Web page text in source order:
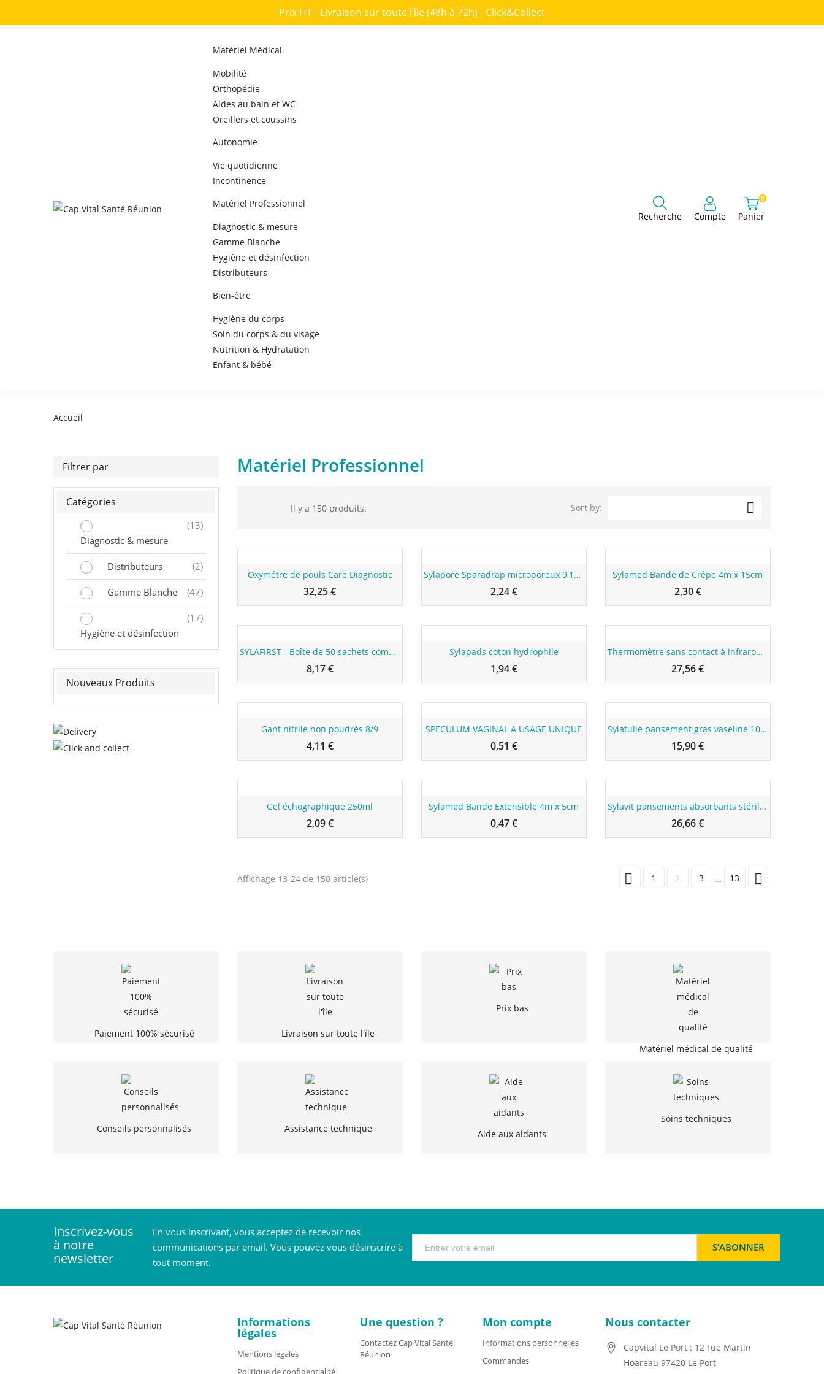
Prix HT - Livraison sur toute l’île (48h à 72h) - Click&Collect
Matériel Médical
Mobilité
Orthopédie
Aides au bain et WC
Oreillers et coussins
Autonomie
Vie quotidienne
Incontinence
Matériel Professionnel
Diagnostic & mesure
Gamme Blanche
Hygiène et désinfection
Distributeurs
Bien-être
Hygiène du corps
Soin du corps & du visage
Nutrition & Hydratation
Enfant & bébé
Recherche Compte
0
Panier
Accueil
Filtrer par
Catégories
Diagnostic & mesure
(13)
Distributeurs (2)
Gamme Blanche (47)
Hygiène et désinfection
(17)
Nouveaux Produits
Matériel Professionnel
Il y a 150 produits. 
Sort by:
Oxymétre de pouls Care Diagnostic
32,25 €
Sylapore Sparadrap microporeux 9,14m x 2,5cm
2,24 €
Sylamed Bande de Crêpe 4m x 15cm
2,30 €
SYLAFIRST - Boîte de 50 sachets compresses de gaze hydrophile stériles 10x10 cm
8,17 €
Sylapads coton hydrophile
1,94 €
Thermomètre sans contact à infrarouge
27,56 €
Gant nitrile non poudrés 8/9
4,11 €
SPECULUM VAGINAL A USAGE UNIQUE
0,51 €
Sylatulle pansement gras vaseline 10x10 cm
15,90 €
Gel échographique 250ml
2,09 €
Sylamed Bande Extensible 4m x 5cm
0,47 €
Sylavit pansements absorbants stériles 20 x 25cm
26,66 €
Affichage 13-24 de 150 article(s)  1 2 3 … 13 
Paiement 100% sécurisé Livraison sur toute l'île
Prix bas
Matériel médical de qualité
Conseils personnalisés Assistance technique Aide aux aidants
Soins techniques
Inscrivez-vous
à notre
newsletter
En vous inscrivant, vous acceptez de recevoir nos
communications par email. Vous pouvez vous désinscrire à
tout moment.
Informations
légales
Mentions légales
Politique de confidentialité
Une question ?
Contactez Cap Vital Santé
Réunion
Mon compte
Informations personnelles
Commandes
Nous contacter
Capvital Le Port : 12 rue Martin
Hoareau 97420 Le Port